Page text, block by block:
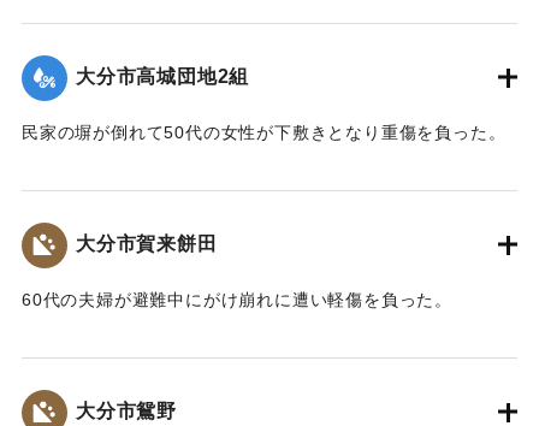
｜固有コード:
大分市高城団地2組
民家の塀が倒れて50代の女性が下敷きとなり重傷を負った。
｜固有コード:00857027
大分市賀来餅田
60代の夫婦が避難中にがけ崩れに遭い軽傷を負った。
｜固有コード:00857028
大分市鴛野